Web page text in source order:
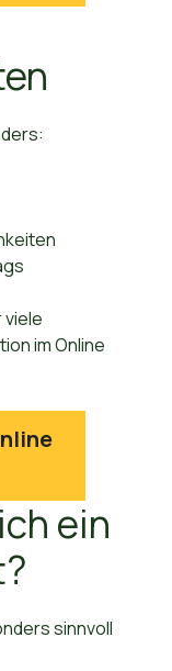
viele
im Online
ein
sinnvoll